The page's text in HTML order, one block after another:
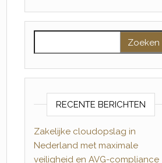
RECENTE BERICHTEN
Zakelijke cloudopslag in
Nederland met maximale
veiligheid en AVG-compliance